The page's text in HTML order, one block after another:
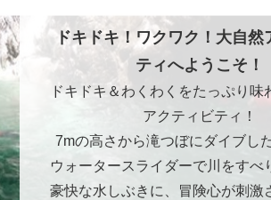
ドキドキ！ワクワク！大自然
ティへようこそ！
ドキドキ＆わくわくをたっぷり味
アクティビティ！
7mの高さから滝つぼにダイブし
ウォータースライダーで川をすべ
豪快な水しぶきに、冒険心が刺激